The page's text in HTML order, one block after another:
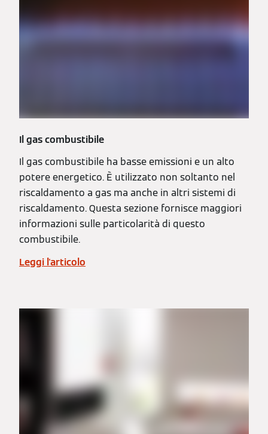
Il gas combustibile
Il gas combustibile ha basse emissioni e un alto
potere energetico. È utilizzato non soltanto nel
riscaldamento a gas ma anche in altri sistemi di
riscaldamento. Questa sezione fornisce maggiori
informazioni sulle particolarità di questo
combustibile.
Leggi l'articolo